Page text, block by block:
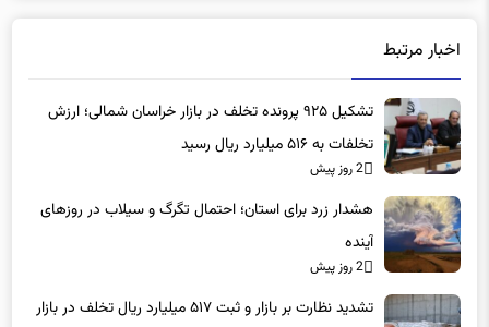
اخبار مرتبط
تشکیل ۹۲۵ پرونده تخلف در بازار خراسان شمالی؛ ارزش
تخلفات به ۵۱۶ میلیارد ریال رسید
2 روز پیش
هشدار زرد برای استان؛ احتمال تگرگ و سیلاب در روزهای
آینده
2 روز پیش
تشدید نظارت بر بازار و ثبت ۵۱۷ میلیارد ریال تخلف در بازار